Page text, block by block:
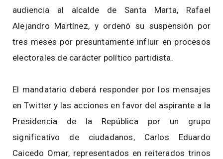
audiencia al alcalde de Santa Marta, Rafael
Alejandro Martínez, y ordenó su suspensión por
tres meses por presuntamente influir en procesos
electorales de carácter político partidista.
El mandatario deberá responder por los mensajes
en Twitter y las acciones en favor del aspirante a la
Presidencia de la República por un grupo
significativo de ciudadanos, Carlos Eduardo
Caicedo Omar, representados en reiterados trinos